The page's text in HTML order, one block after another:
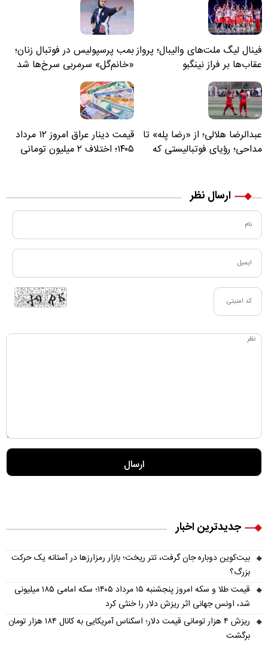
فینال لیگ ملت‌های والیبال؛ پرواز
عقاب‌ها بر فراز نینگبو
بمب پرسپولیس در فوتبال زنان؛
«خانم‌گل» سرمربی سرخ‌ها شد
عبدالرضا هلالی؛ از «رضا پله» تا
مداحی؛ رؤیای فوتبالیستی که
قیمت دینار عراق امروز ۱۲ مرداد
۱۴۰۵؛ اختلاف ۲ میلیون تومانی
ارسال نظر
جدیدترین اخبار
بیت‌کوین دوباره جان گرفت، تتر ریخت؛ بازار رمزارزها در آستانه یک حرکت
بزرگ؟
قیمت طلا و سکه امروز پنجشنبه ۱۵ مرداد ۱۴۰۵؛ سکه امامی ۱۸۵ میلیونی
شد، اونس جهانی اثر ریزش دلار را خنثی کرد
ریزش ۴ هزار تومانی قیمت دلار؛ اسکناس آمریکایی به کانال ۱۸۴ هزار تومان
برگشت